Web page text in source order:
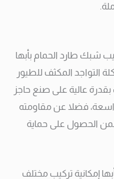
شبك طارد الحمام بأبها
المكثف للطيور
عالية على صنع حاجز
فضلا عن مقاومته
الحصول على حماية
إمكانية تركيب مختلف